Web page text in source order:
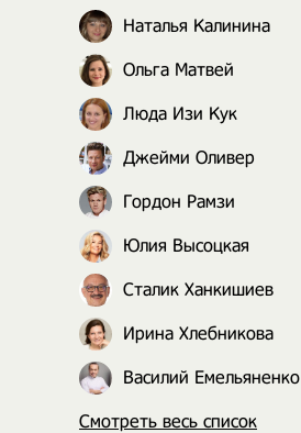
Наталья Калинина
Ольга Матвей
Люда Изи Кук
Джейми Оливер
Гордон Рамзи
Юлия Высоцкая
Сталик Ханкишиев
Ирина Хлебникова
Василий Емельяненко
Смотреть весь список